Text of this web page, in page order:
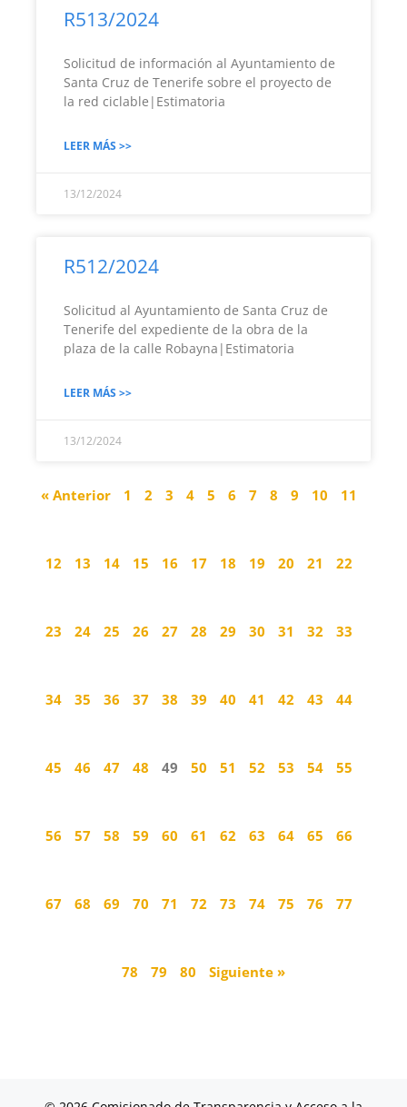
R513/2024
Solicitud de información al Ayuntamiento de
Santa Cruz de Tenerife sobre el proyecto de
la red ciclable|Estimatoria
LEER MÁS >>
13/12/2024
R512/2024
Solicitud al Ayuntamiento de Santa Cruz de
Tenerife del expediente de la obra de la
plaza de la calle Robayna|Estimatoria
LEER MÁS >>
13/12/2024
« Anterior 1 2 3 4 5 6 7 8 9 10 11
12 13 14 15 16 17 18 19 20 21 22
23 24 25 26 27 28 29 30 31 32 33
34 35 36 37 38 39 40 41 42 43 44
45 46 47 48 49 50 51 52 53 54 55
56 57 58 59 60 61 62 63 64 65 66
67 68 69 70 71 72 73 74 75 76 77
78 79 80 Siguiente »